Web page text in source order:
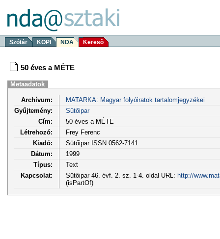
Szótár KOPI NDA Kereső
50 éves a MÉTE
Metaadatok
Archívum:
MATARKA: Magyar folyóiratok tartalomjegyzékei
Gyűjtemény:
Sütőipar
Cím:
50 éves a MÉTE
Létrehozó:
Frey Ferenc
Kiadó:
Sütőipar ISSN 0562-7141
Dátum:
1999
Típus:
Text
Kapcsolat:
Sütőipar 46. évf. 2. sz. 1-4. oldal URL: http://
(isPartOf)